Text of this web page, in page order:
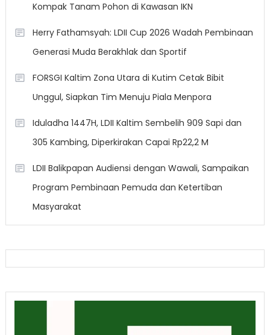
Kompak Tanam Pohon di Kawasan IKN
Herry Fathamsyah: LDII Cup 2026 Wadah Pembinaan
Generasi Muda Berakhlak dan Sportif
FORSGI Kaltim Zona Utara di Kutim Cetak Bibit
Unggul, Siapkan Tim Menuju Piala Menpora
Iduladha 1447H, LDII Kaltim Sembelih 909 Sapi dan
305 Kambing, Diperkirakan Capai Rp22,2 M
LDII Balikpapan Audiensi dengan Wawali, Sampaikan
Program Pembinaan Pemuda dan Ketertiban
Masyarakat